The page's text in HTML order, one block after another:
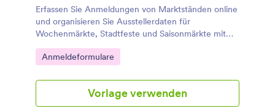
Erfassen Sie Anmeldungen von Marktständen online
und organisieren Sie Ausstellerdaten für
Wochenmärkte, Stadtfeste und Saisonmärkte mit
dem Marktregistrierungsformular in Jotform.
Go to Category:
Anmeldeformulare
Vorlage verwenden